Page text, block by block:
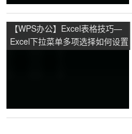
【WPS办公】Excel表格技巧—
Excel下拉菜单多项选择如何设置